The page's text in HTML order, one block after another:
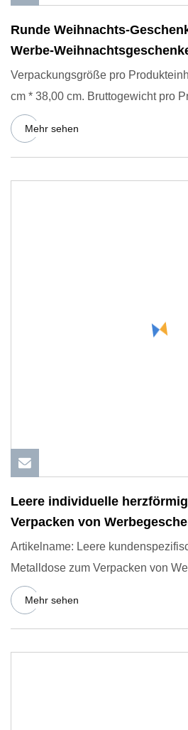
Runde Weihnachts-
Werbe-
Verpackungsgröße pro
cm * 38,00 cm. Bruttogewicht pro
kg. Brilli
Mehr sehen
Leere individuelle
Verpacken von
Artikelname: Leere
Metalldose zum Verpacken von
Vorteile: 18+ Jahre
Mehr sehen